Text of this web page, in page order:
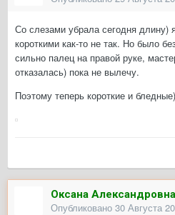
Со слезами убрала сегодня длину)
короткими как-то не так. Но было
сильно палец на правой руке,
отказалась) пока не вылечу.
Поэтому теперь короткие и
Оксана Александровна
Опубликовано 30 Августа